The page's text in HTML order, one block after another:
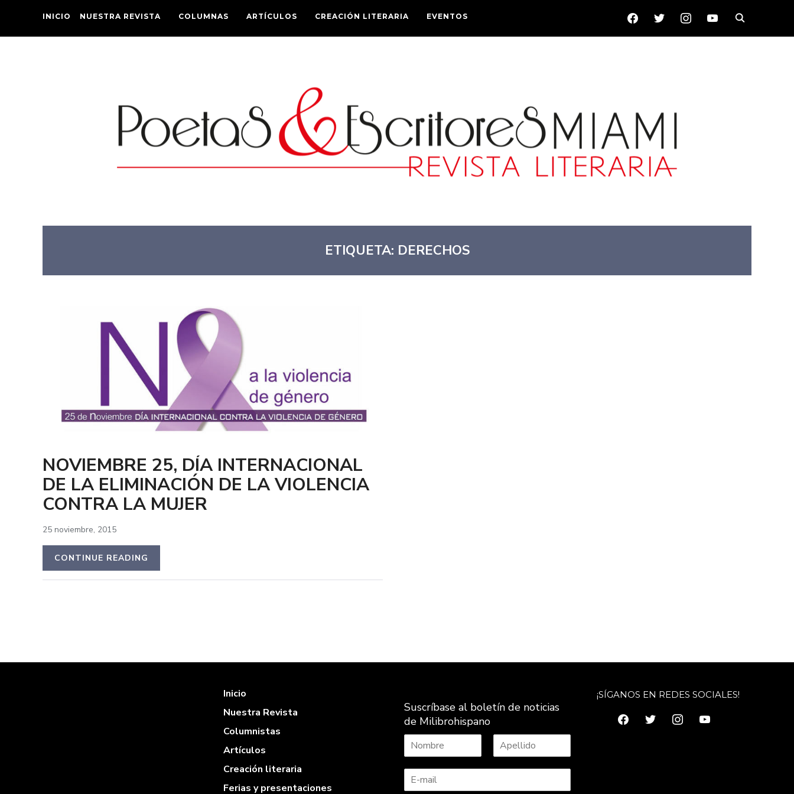
INICIO NUESTRA REVISTA COLUMNAS ARTÍCULOS CREACIÓN LITERARIA EVENTOS FACEBOOKTWITTERINSTAGRAMYOUTUBE
ETIQUETA: DERECHOS
NOVIEMBRE 25, DÍA INTERNACIONAL
DE LA ELIMINACIÓN DE LA VIOLENCIA
CONTRA LA MUJER
25 noviembre, 2015
CONTINUE READING
Inicio
Nuestra Revista
Columnistas
Artículos
Creación literaria
Ferias y presentaciones
Suscríbase al boletín de noticias
de Milibrohispano
o
b
p
l
¡SÍGANOS EN REDES SOCIALES!
facebooktwitterinstagramyoutube